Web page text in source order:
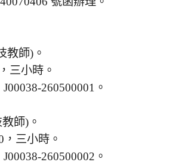
教師)。
三小時。
260500001。
師)。
三小時。
260500002。